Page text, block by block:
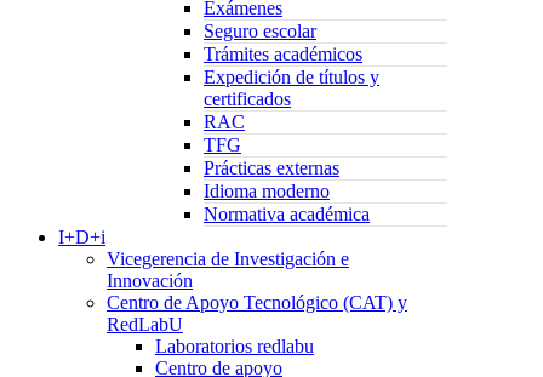
Exámenes
Seguro escolar
Trámites académicos
Expedición de títulos y
certificados
RAC
TFG
Prácticas externas
Idioma moderno
Normativa académica
I+D+i
Vicegerencia de Investigación e
Innovación
Centro de Apoyo Tecnológico (CAT) y
RedLabU
Laboratorios redlabu
Centro de apoyo